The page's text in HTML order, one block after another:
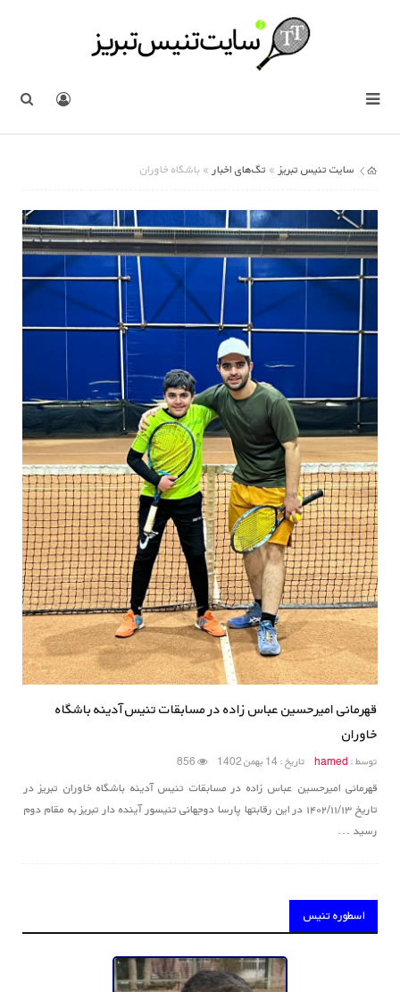
سایت تنیس تبریز » تگ‌های اخبار » باشگاه خاوران
قهرمانی امیرحسین عباس زاده در مسابقات تنیس آدینه باشگاه
خاوران
توسط : hamed تاریخ : 14 بهمن 1402
قهرمانی امیرحسین عباس زاده در مسابقات تنیس آدینه باشگاه خاوران تبریز در
تاریخ ۱۴۰۲/۱۱/۱۳ در این رقابتها پارسا دوجهانی تنیسور آینده دار تبریز به مقام دوم
رسید ...
اسطوره تنیس